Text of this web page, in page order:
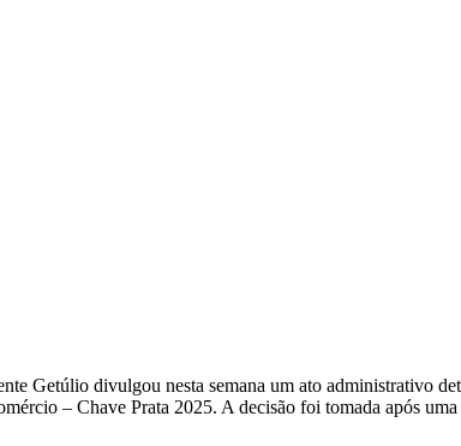
Getúlio divulgou nesta semana um ato administrativo
– Chave Prata 2025. A decisão foi tomada após